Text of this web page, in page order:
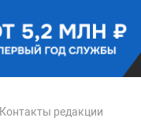
Контакты редакции